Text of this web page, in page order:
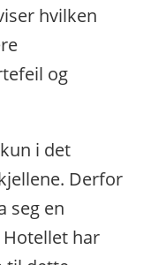
hvilken
og
i det
Derfor
seg en
har